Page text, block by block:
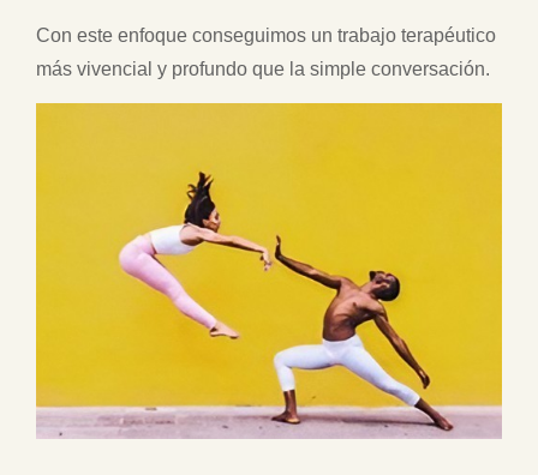
Con este enfoque conseguimos un trabajo terapéutico
más vivencial y profundo que la simple conversación.